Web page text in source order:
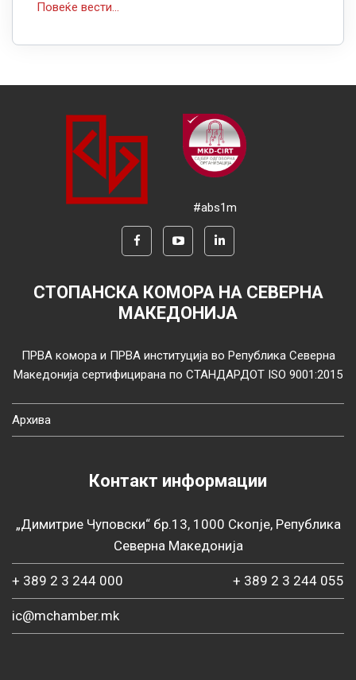
Повеќе вести...
#abs1m
СТОПАНСКА КОМОРА НА СЕВЕРНА
МАКЕДОНИЈА
ПРВА комора и ПРВА институција во Република Северна
Македонија сертифицирана по СТАНДАРДОТ ISO 9001:2015
Архива
Контакт информации
„Димитрие Чуповски“ бр.13, 1000 Скопје, Република
Северна Македонија
+ 389 2 3 244 000 + 389 2 3 244 055
ic@mchamber.mk